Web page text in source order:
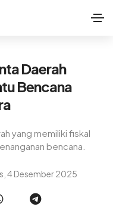
Daerah
Bencana
yang memiliki fiskal
bencana.
4 Desember 2025